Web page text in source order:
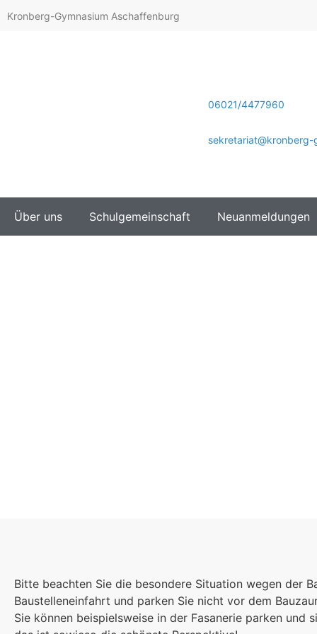
Kronberg-Gymnasium Aschaffenburg
06021/4477960
sekretariat@kronberg-
Über uns Schulgemeinschaft Neuanmeldungen
Es kommt auf jeden
Einzelnen an,
sind wir eine
Bitte beachten Sie die besondere Situation wegen der
Baustelleneinfahrt und parken Sie nicht vor dem
Sie können beispielsweise in der Fasanerie parken und